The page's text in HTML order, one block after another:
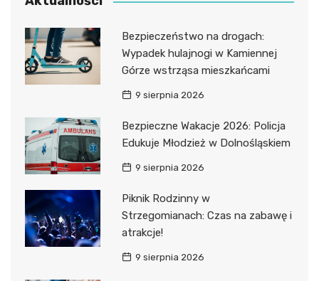
Bezpieczeństwo na drogach:
Wypadek hulajnogi w Kamiennej
Górze wstrząsa mieszkańcami
9 sierpnia 2026
Bezpieczne Wakacje 2026: Policja
Edukuje Młodzież w Dolnośląskiem
9 sierpnia 2026
Piknik Rodzinny w
Strzegomianach: Czas na zabawę i
atrakcje!
9 sierpnia 2026